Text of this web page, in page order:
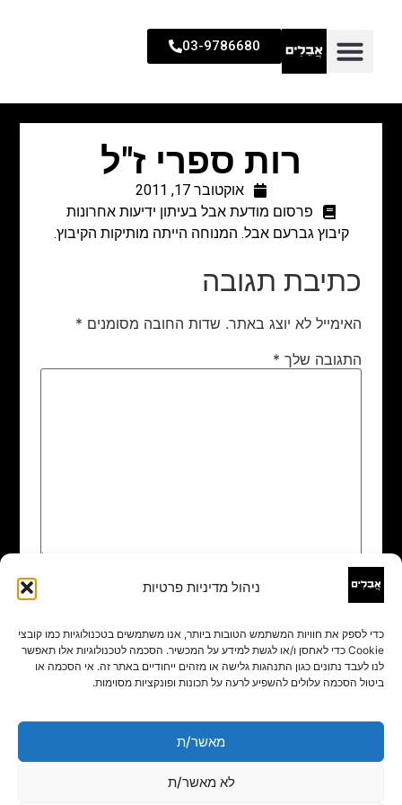
ניהול מדיניות פרטיות
כדי לספק את חוויות המשתמש הטובות ביותר, אנו משתמשים בטכנולוגיות כמו קובצי
Cookie כדי לאחסן ו/או לגשת למידע על המכשיר. הסכמה לטכנולוגיות אלו תאפשר
לנו לעבד נתונים כגון התנהגות גלישה או מזהים ייחודיים באתר זה. אי הסכמה או
ביטול הסכמה עלולים להשפיע לרעה על תכונות ופונקציות מסוימות.
מאשר/ת
לא מאשר/ת
03-9786680
רות ספרי ז"ל
אוקטובר 17, 2011
פרסום מודעת אבל בעיתון ידיעות אחרונות
קיבוץ גברעם אבל. המנוחה הייתה מותיקות הקיבוץ.
כתיבת תגובה
האימייל לא יוצג באתר. שדות החובה מסומנים *
התגובה שלך *
שם
אימייל*